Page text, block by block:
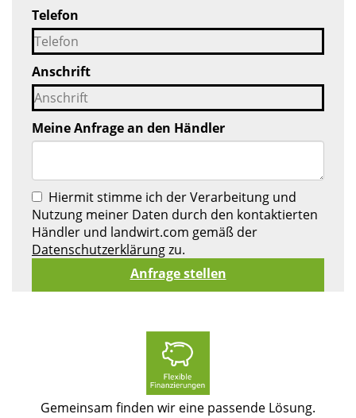
Telefon
Anschrift
Meine Anfrage an den Händler
Hiermit stimme ich der Verarbeitung und
Nutzung meiner Daten durch den kontaktierten
Händler und landwirt.com gemäß der
Datenschutzerklärungzu.
Gemeinsam finden wir eine passende Lösung.